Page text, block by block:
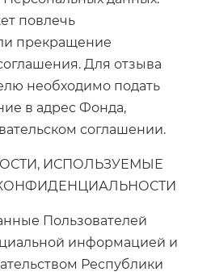
повлечь
прекращение
Для отзыва
необходимо подать
в адрес Фонда,
соглашении.
ИСПОЛЬЗУЕМЫЕ
Пользователей
информацией и
Республики